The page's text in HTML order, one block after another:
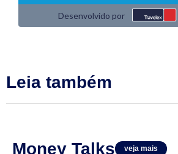
Leia também
Money Talks veja mais